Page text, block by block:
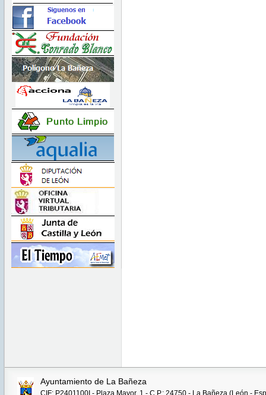
Ayuntamiento de La Bañeza
CIF: P2401100I - Plaza Mayor, 1 - C.P.: 24750 - La Bañeza (León -